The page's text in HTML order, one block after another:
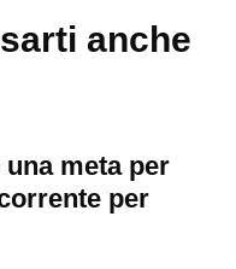
anche
meta per
per